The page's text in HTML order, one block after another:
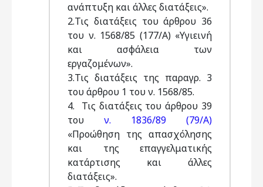
ανάπτυξη και άλλες διατάξεις».
2.Τις διατάξεις του άρθρου 36
του ν. 1568/85 (177/Α) «Υγιεινή
και ασφάλεια των
εργαζομένων».
3.Τις διατάξεις της παραγρ. 3
του άρθρου 1 του ν. 1568/85.
4. Τις διατάξεις του άρθρου 39
του ν. 1836/89 (79/Α)
«Προώθηση της απασχόλησης
και της επαγγελματικής
κατάρτισης και άλλες
διατάξεις».